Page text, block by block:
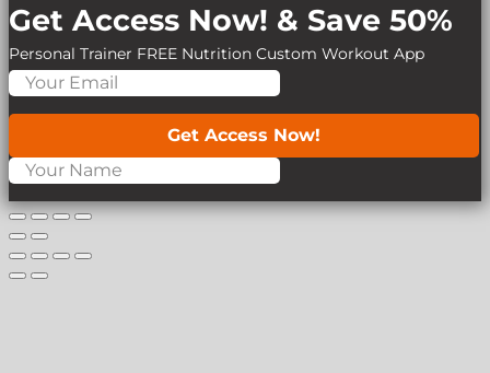
Get Access Now! & Save 50%
Personal Trainer FREE Nutrition Custom Workout App
Get Access Now!